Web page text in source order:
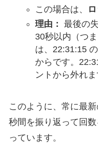
この場合は、
理由： 最後の
30秒以内（つ
は、22:31:15
からです。
ントから外れま
このように、常に最
秒間を振り返って回
っています。